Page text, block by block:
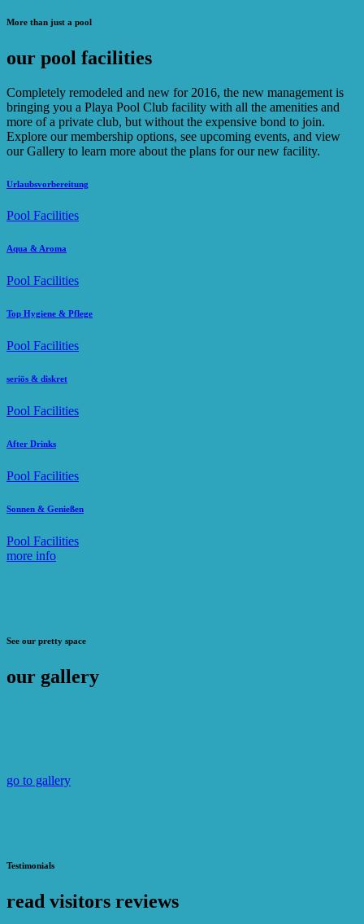
More than just a pool
our pool facilities
Completely remodeled and new for 2016, the new management is
bringing you a Playa Pool Club facility with all the amenities and
more of a private club, but without the expensive bond to join.
Explore our membership options, see upcoming events, and view
our Gallery to learn more about the plans for our new facility.
Urlaubsvorbereitung
Pool Facilities
Aqua & Aroma
Pool Facilities
Top Hygiene & Pflege
Pool Facilities
seriös & diskret
Pool Facilities
After Drinks
Pool Facilities
Sonnen & Genießen
Pool Facilities
more info
See our pretty space
our gallery
go to gallery
Testimonials
read visitors reviews